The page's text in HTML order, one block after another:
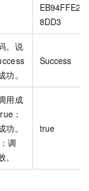
EB94FFE2
8DD3
。说
功。
Success
用成
：
功。
调
true